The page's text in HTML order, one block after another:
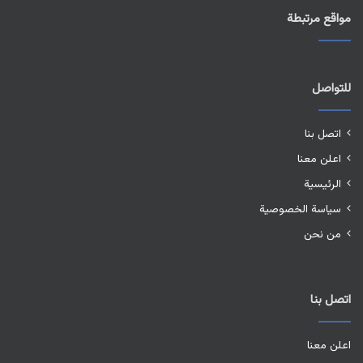
مواقع مرتبطة
للتواصل
اتصل بنا
اعلن معنا
الرئيسية
سياسة الخصوصية
من نحن
اتصل بنا
اعلن معنا